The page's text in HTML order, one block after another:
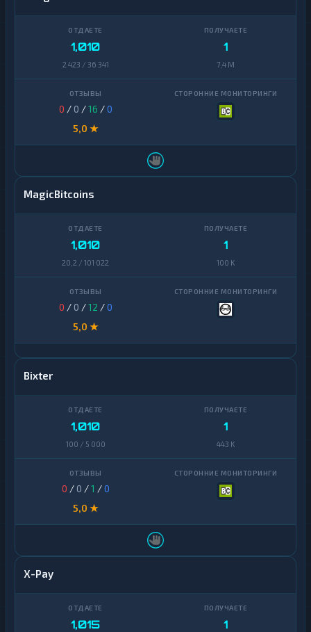
1,010
2 423 / 36 341
1
7,4 M
0 / 0 /16 /0
5,0 ★
MagicBitcoins
1,010
20,2 / 101 022
1
100 K
0 / 0 /12 /0
5,0 ★
Bixter
1,010
100 / 5 000
1
443 K
0 / 0 /1 /0
5,0 ★
X-Pay
1,015 1